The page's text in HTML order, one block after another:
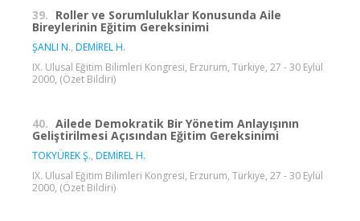
39. Roller ve Sorumluluklar Konusunda Aile
Bireylerinin Eğitim Gereksinimi
ŞANLI N., DEMİREL H.
IX. Ulusal Eğitim Bilimleri Kongresi, Erzurum, Türkiye, 27 - 30 Eylül
2000, (Özet Bildiri)
40. Ailede Demokratik Bir Yönetim Anlayışının
Geliştirilmesi Açısından Eğitim Gereksinimi
TOKYÜREK Ş., DEMİREL H.
IX. Ulusal Eğitim Bilimleri Kongresi, Erzurum, Türkiye, 27 - 30 Eylül
2000, (Özet Bildiri)